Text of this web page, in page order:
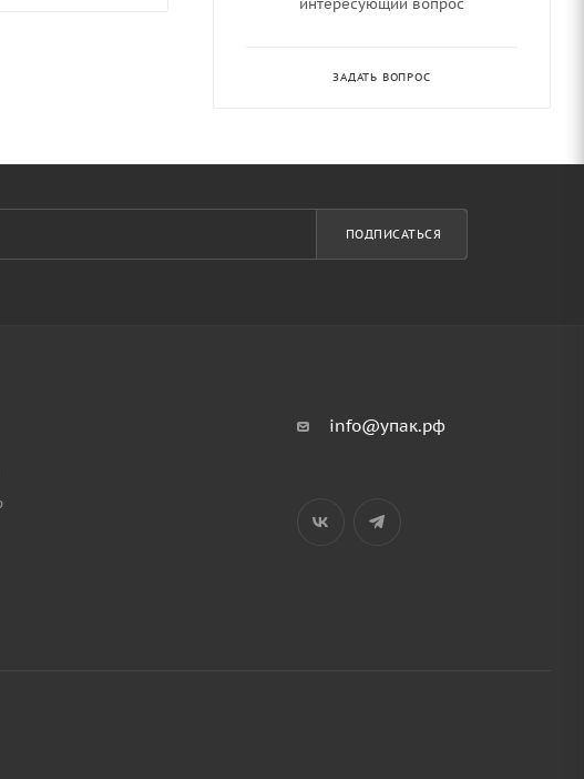
интересующий вопрос
ЗАДАТЬ ВОПРОС
ПОДПИСАТЬСЯ
info@упак.рф